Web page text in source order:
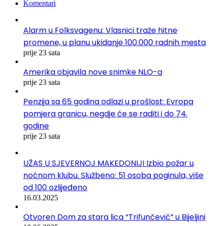
Komentari
Alarm u Folksvagenu: Vlasnici traže hitne
promene, u planu ukidanje 100.000 radnih mesta
prije 23 sata
Amerika objavila nove snimke NLO-a
prije 23 sata
Penzija sa 65 godina odlazi u prošlost: Evropa
pomjera granicu, negdje će se raditi i do 74.
godine
prije 23 sata
UŽAS U SJEVERNOJ MAKEDONIJI Izbio požar u
noćnom klubu. Službeno: 51 osoba poginula, više
od 100 ozlijeđeno
16.03.2025
Otvoren Dom za stara lica “Trifunčević” u Bijeljini